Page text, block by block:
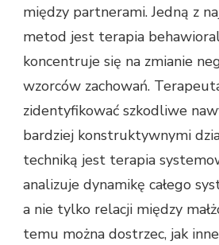
między partnerami. Jedną z
metod jest terapia
koncentruje się na zmianie
wzorców zachowań.
zidentyfikować szkodliwe
bardziej konstruktywnymi
techniką jest terapia
analizuje dynamikę całego
a nie tylko relacji między
temu można dostrzec, jak